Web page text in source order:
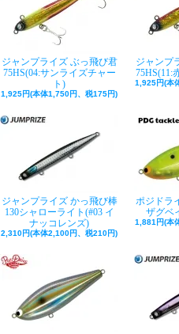
ジャンプライズ ぶっ飛び君
75HS(04:サンライズチャー
ト)
1,925円(本体1,750円、税175円)
ジャンプ
75HS(11:
1,925円(本
ジャンプライズ かっ飛び棒
130シャローライト(#03 イ
ナッコレンズ)
2,310円(本体2,100円、税210円)
ポジドラ
ザグベ
1,881円(本